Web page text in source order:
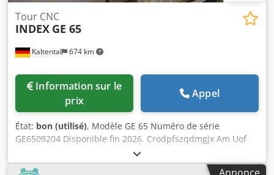
Kaltental 674 km
Tour CNC
INDEX GE 65
prix
Appel
État: bon (utilisé), Modèle GE 65 Numéro de série
GE6509204 Disponible fin 2026. Crodpfszqdmgjx Am Uof